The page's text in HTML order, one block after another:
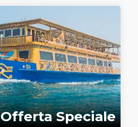
Offerta Speciale